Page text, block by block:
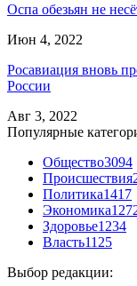
Оспа обезьян не
Июн 4, 2022
Росавиация вновь
России
Авг 3, 2022
Популярные
Общество3094
Происшествия
Политика1417
Экономика
Здоровье1234
Власть1125
Выбор редакции: